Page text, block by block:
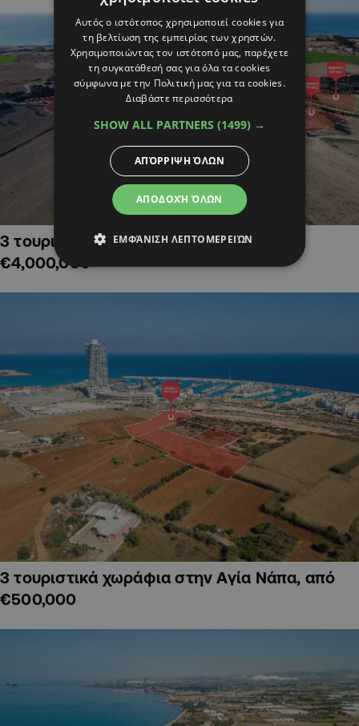
3 τουριστικά χωράφια στην Αλαμινό,
€4,000,000
3 τουριστικά χωράφια στην Αγία Νάπα, από
€500,000
Αυτός ο ιστότοπος χρησιμοποιεί cookies για
τη βελτίωση της εμπειρίας των χρηστών.
Χρησιμοποιώντας τον ιστότοπό μας, παρέχετε
τη συγκατάθεσή σας για όλα τα cookies
σύμφωνα με την Πολιτική μας για τα cookies.
Διαβάστε περισσότερα
SHOW ALL PARTNERS (1499) →
ΑΠΟΔΟΧΉ ΌΛΩΝ
ΑΠΌΡΡΙΨΗ ΌΛΩΝ
ΕΜΦΆΝΙΣΗ ΛΕΠΤΟΜΕΡΕΙΏΝ